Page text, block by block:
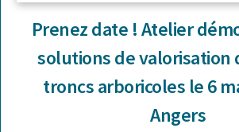
Prenez date ! Atelier
solutions de valorisation
troncs arboricoles le 6
Angers